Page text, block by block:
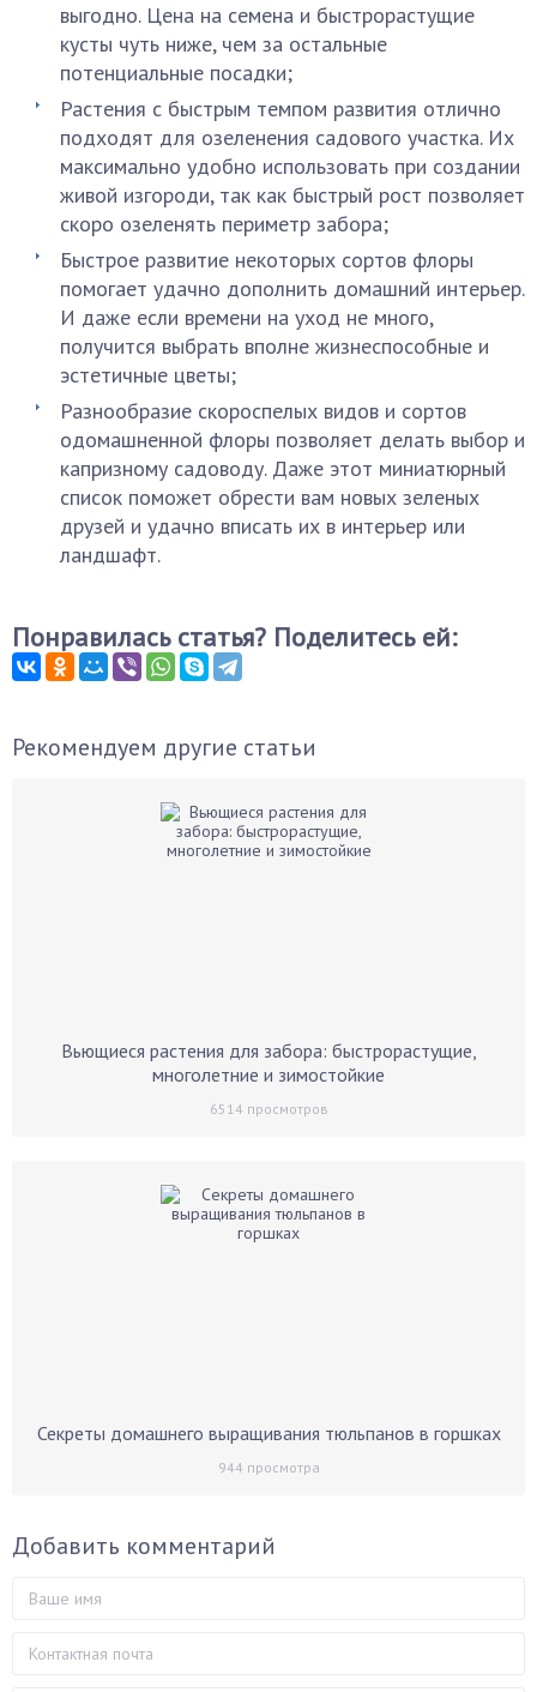
выгодно. Цена на семена и быстрорастущие
кусты чуть ниже, чем за остальные
потенциальные посадки;
Растения с быстрым темпом развития отлично
подходят для озеленения садового участка. Их
максимально удобно использовать при создании
живой изгороди, так как быстрый рост позволяет
скоро озеленять периметр забора;
Быстрое развитие некоторых сортов флоры
помогает удачно дополнить домашний интерьер.
И даже если времени на уход не много,
получится выбрать вполне жизнеспособные и
эстетичные цветы;
Разнообразие скороспелых видов и сортов
одомашненной флоры позволяет делать выбор и
капризному садоводу. Даже этот миниатюрный
список поможет обрести вам новых зеленых
друзей и удачно вписать их в интерьер или
ландшафт.
Понравилась статья? Поделитесь ей:
Рекомендуем другие статьи
Вьющиеся растения для забора: быстрорастущие,
многолетние и зимостойкие
6514 просмотров
Секреты домашнего выращивания тюльпанов в горшках
944 просмотра
Добавить комментарий